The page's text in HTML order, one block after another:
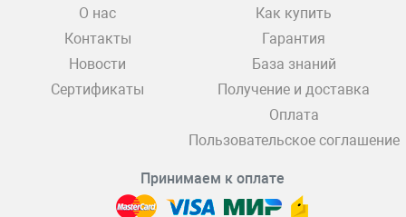
О нас
Контакты
Новости
Сертификаты
Как купить
Гарантия
База знаний
Получение и доставка
Оплата
Пользовательское соглашение
Принимаем к оплате